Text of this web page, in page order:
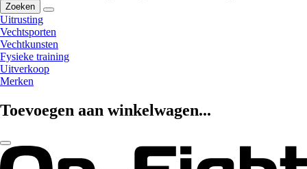
Zoeken
Uitrusting
Vechtsporten
Vechtkunsten
Fysieke training
Uitverkoop
Merken
Toevoegen aan winkelwagen...